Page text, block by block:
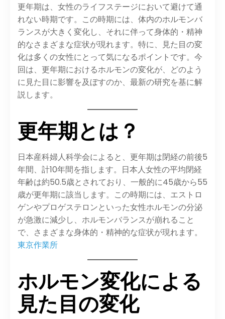
更年期は、女性のライフステージにおいて避けて通
れない時期です。​この時期には、体内のホルモンバ
ランスが大きく変化し、それに伴って身体的・精神
的なさまざまな症状が現れます。​特に、見た目の変
化は多くの女性にとって気になるポイントです。​今
回は、更年期におけるホルモンの変化が、どのよう
に見た目に影響を及ぼすのか、最新の研究を基に解
説します。​
更年期とは？
日本産科婦人科学会によると、更年期は閉経の前後5
年間、計10年間を指します。​日本人女性の平均閉経
年齢は約50.5歳とされており、一般的に45歳から55
歳が更年期に該当します。​この時期には、エストロ
ゲンやプロゲステロンといった女性ホルモンの分泌
が急激に減少し、ホルモンバランスが崩れること
で、さまざまな身体的・精神的な症状が現れます。​
東京作業所
ホルモン変化による
見た目の変化